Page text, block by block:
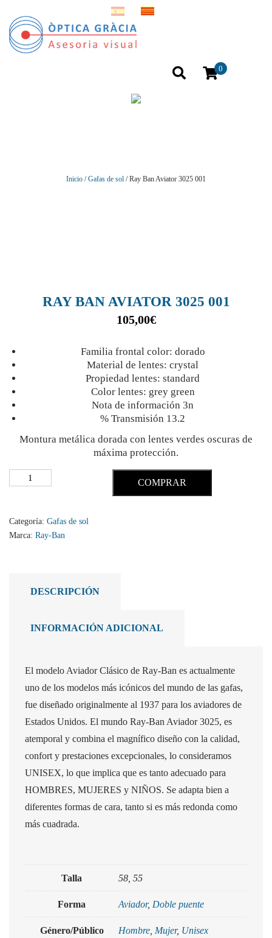
0
Inicio /Gafas de sol / Ray Ban Aviator 3025 001
RAY BAN AVIATOR 3025 001
105,00€
Familia frontal color: dorado
Material de lentes: crystal
Propiedad lentes: standard
Color lentes: grey green
Nota de información 3n
% Transmisión 13.2
Montura metálica dorada con lentes verdes oscuras de
máxima protección.
COMPRAR
Categoría: Gafas de sol
Marca: Ray-Ban
DESCRIPCIÓN
INFORMACIÓN ADICIONAL
El modelo Aviador Clásico de Ray-Ban es actualmente
uno de los modelos más icónicos del mundo de las gafas,
fue diseñado originalmente al 1937 para los aviadores de
Estados Unidos. El mundo Ray-Ban Aviador 3025, es
atemporal y combina el magnífico diseño con la calidad,
confort y prestaciones excepcionales, lo consideramos
UNISEX, lo que implica que es tanto adecuado para
HOMBRES, MUJERES y NIÑOS. Se adapta bien a
diferentes formas de cara, tanto si es más redonda como
más cuadrada.
Talla 58, 55
Forma Aviador, Doble puente
Género/Público Hombre Mujer, Unisex